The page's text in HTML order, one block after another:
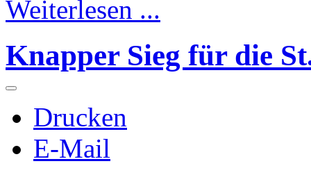
Weiterlesen ...
Knapper Sieg für die
Drucken
E-Mail